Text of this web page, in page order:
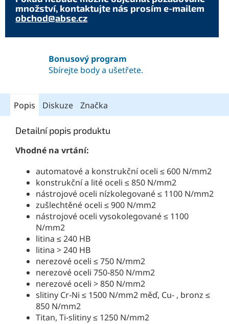
množství, kontaktujte nás prosím e-mailem
obchod@abse.cz
Bonusový program
Sbírejte body a ušetřete.
Popis Diskuze Značka
Detailní popis produktu
Vhodné na vrtání:
automatové a konstrukční oceli ≤ 600 N/mm2
konstrukční a lité oceli ≤ 850 N/mm2
nástrojové oceli nízkolegované ≤ 1100 N/mm2
zušlechtěné oceli ≤ 900 N/mm2
nástrojové oceli vysokolegované ≤ 1100
N/mm2
litina ≤ 240 HB
litina > 240 HB
nerezové oceli ≤ 750 N/mm2
nerezové oceli 750-850 N/mm2
nerezové oceli > 850 N/mm2
slitiny Cr-Ni ≤ 1500 N/mm2 měď, Cu- , bronz ≤
850 N/mm2
Titan, Ti-slitiny ≤ 1250 N/mm2